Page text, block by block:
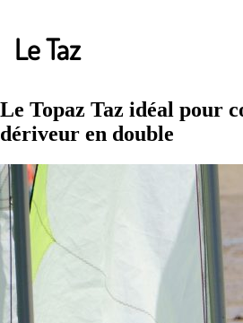
Le Taz
Le Topaz Taz idéal pour
dériveur en double